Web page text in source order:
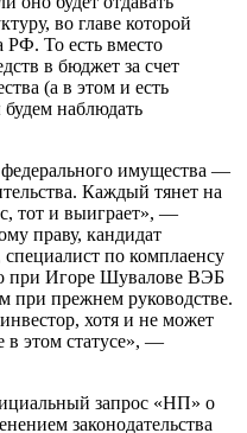
во главе которой
РФ. То есть вместо
в бюджет за счет
(а в этом и есть
наблюдать
имущества —
Каждый тянет на
тот и выиграет», —
праву, кандидат
по комплаенсу
при Игоре Шувалове ВЭБ
при прежнем руководстве.
хотя и не может
в этом статусе», —
запрос «НП» о
законодательства